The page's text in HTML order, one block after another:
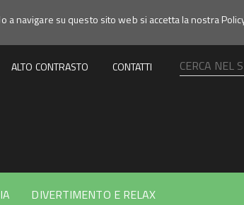
navigare su questo sito web si accetta la nostra
ALTO CONTRASTO CONTATTI
DIVERTIMENTO E RELAX